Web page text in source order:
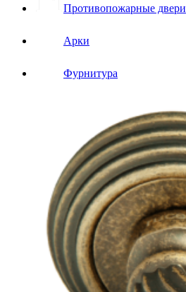
Противопожарные двери
Арки
Фурнитура